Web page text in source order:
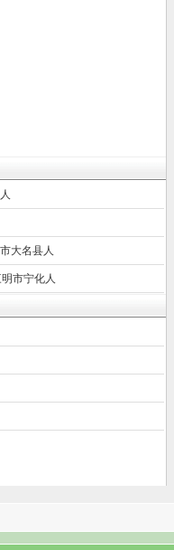
大名县人
市宁化人